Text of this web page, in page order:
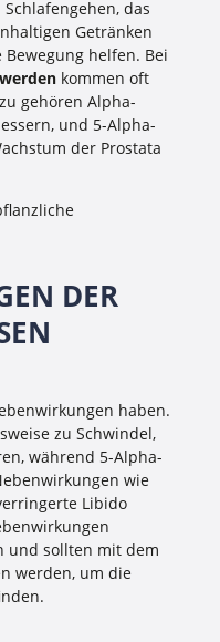
das
Getränken
helfen. Bei
kommen oft
gehören Alpha-
und 5-Alpha-
der Prostata
DER
haben.
zu Schwindel,
während 5-Alpha-
wie
Libido
und sollten mit dem
werden, um die